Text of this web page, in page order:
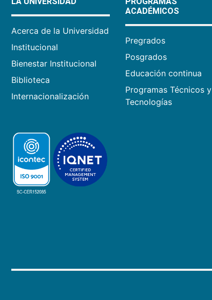
Acerca de la Universidad
Institucional
Bienestar Institucional
Biblioteca
Internacionalización
ACADÉMICOS
Pregrados
Posgrados
Educación continua
Programas Técnicos y
Tecnologías